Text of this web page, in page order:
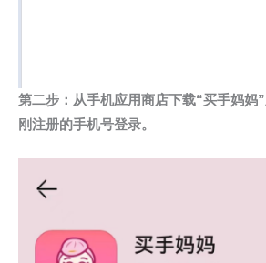
第二步：从手机应用商店下载“买手妈妈
刚注册的手机号登录。